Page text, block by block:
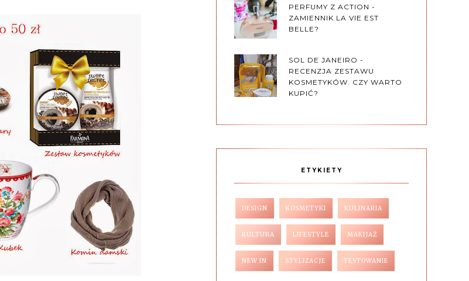
PERFUMY Z ACTION -
ZAMIENNIK LA VIE EST
BELLE?
SOL DE JANEIRO -
RECENZJA ZESTAWU
KOSMETYKÓW. CZY WARTO
KUPIĆ?
ETYKIETY
DESIGN KOSMETYKI KULINARIA
KULTURA LIFESTYLE MAKIJAŻ
NEW IN STYLIZACJE TESTOWANIE